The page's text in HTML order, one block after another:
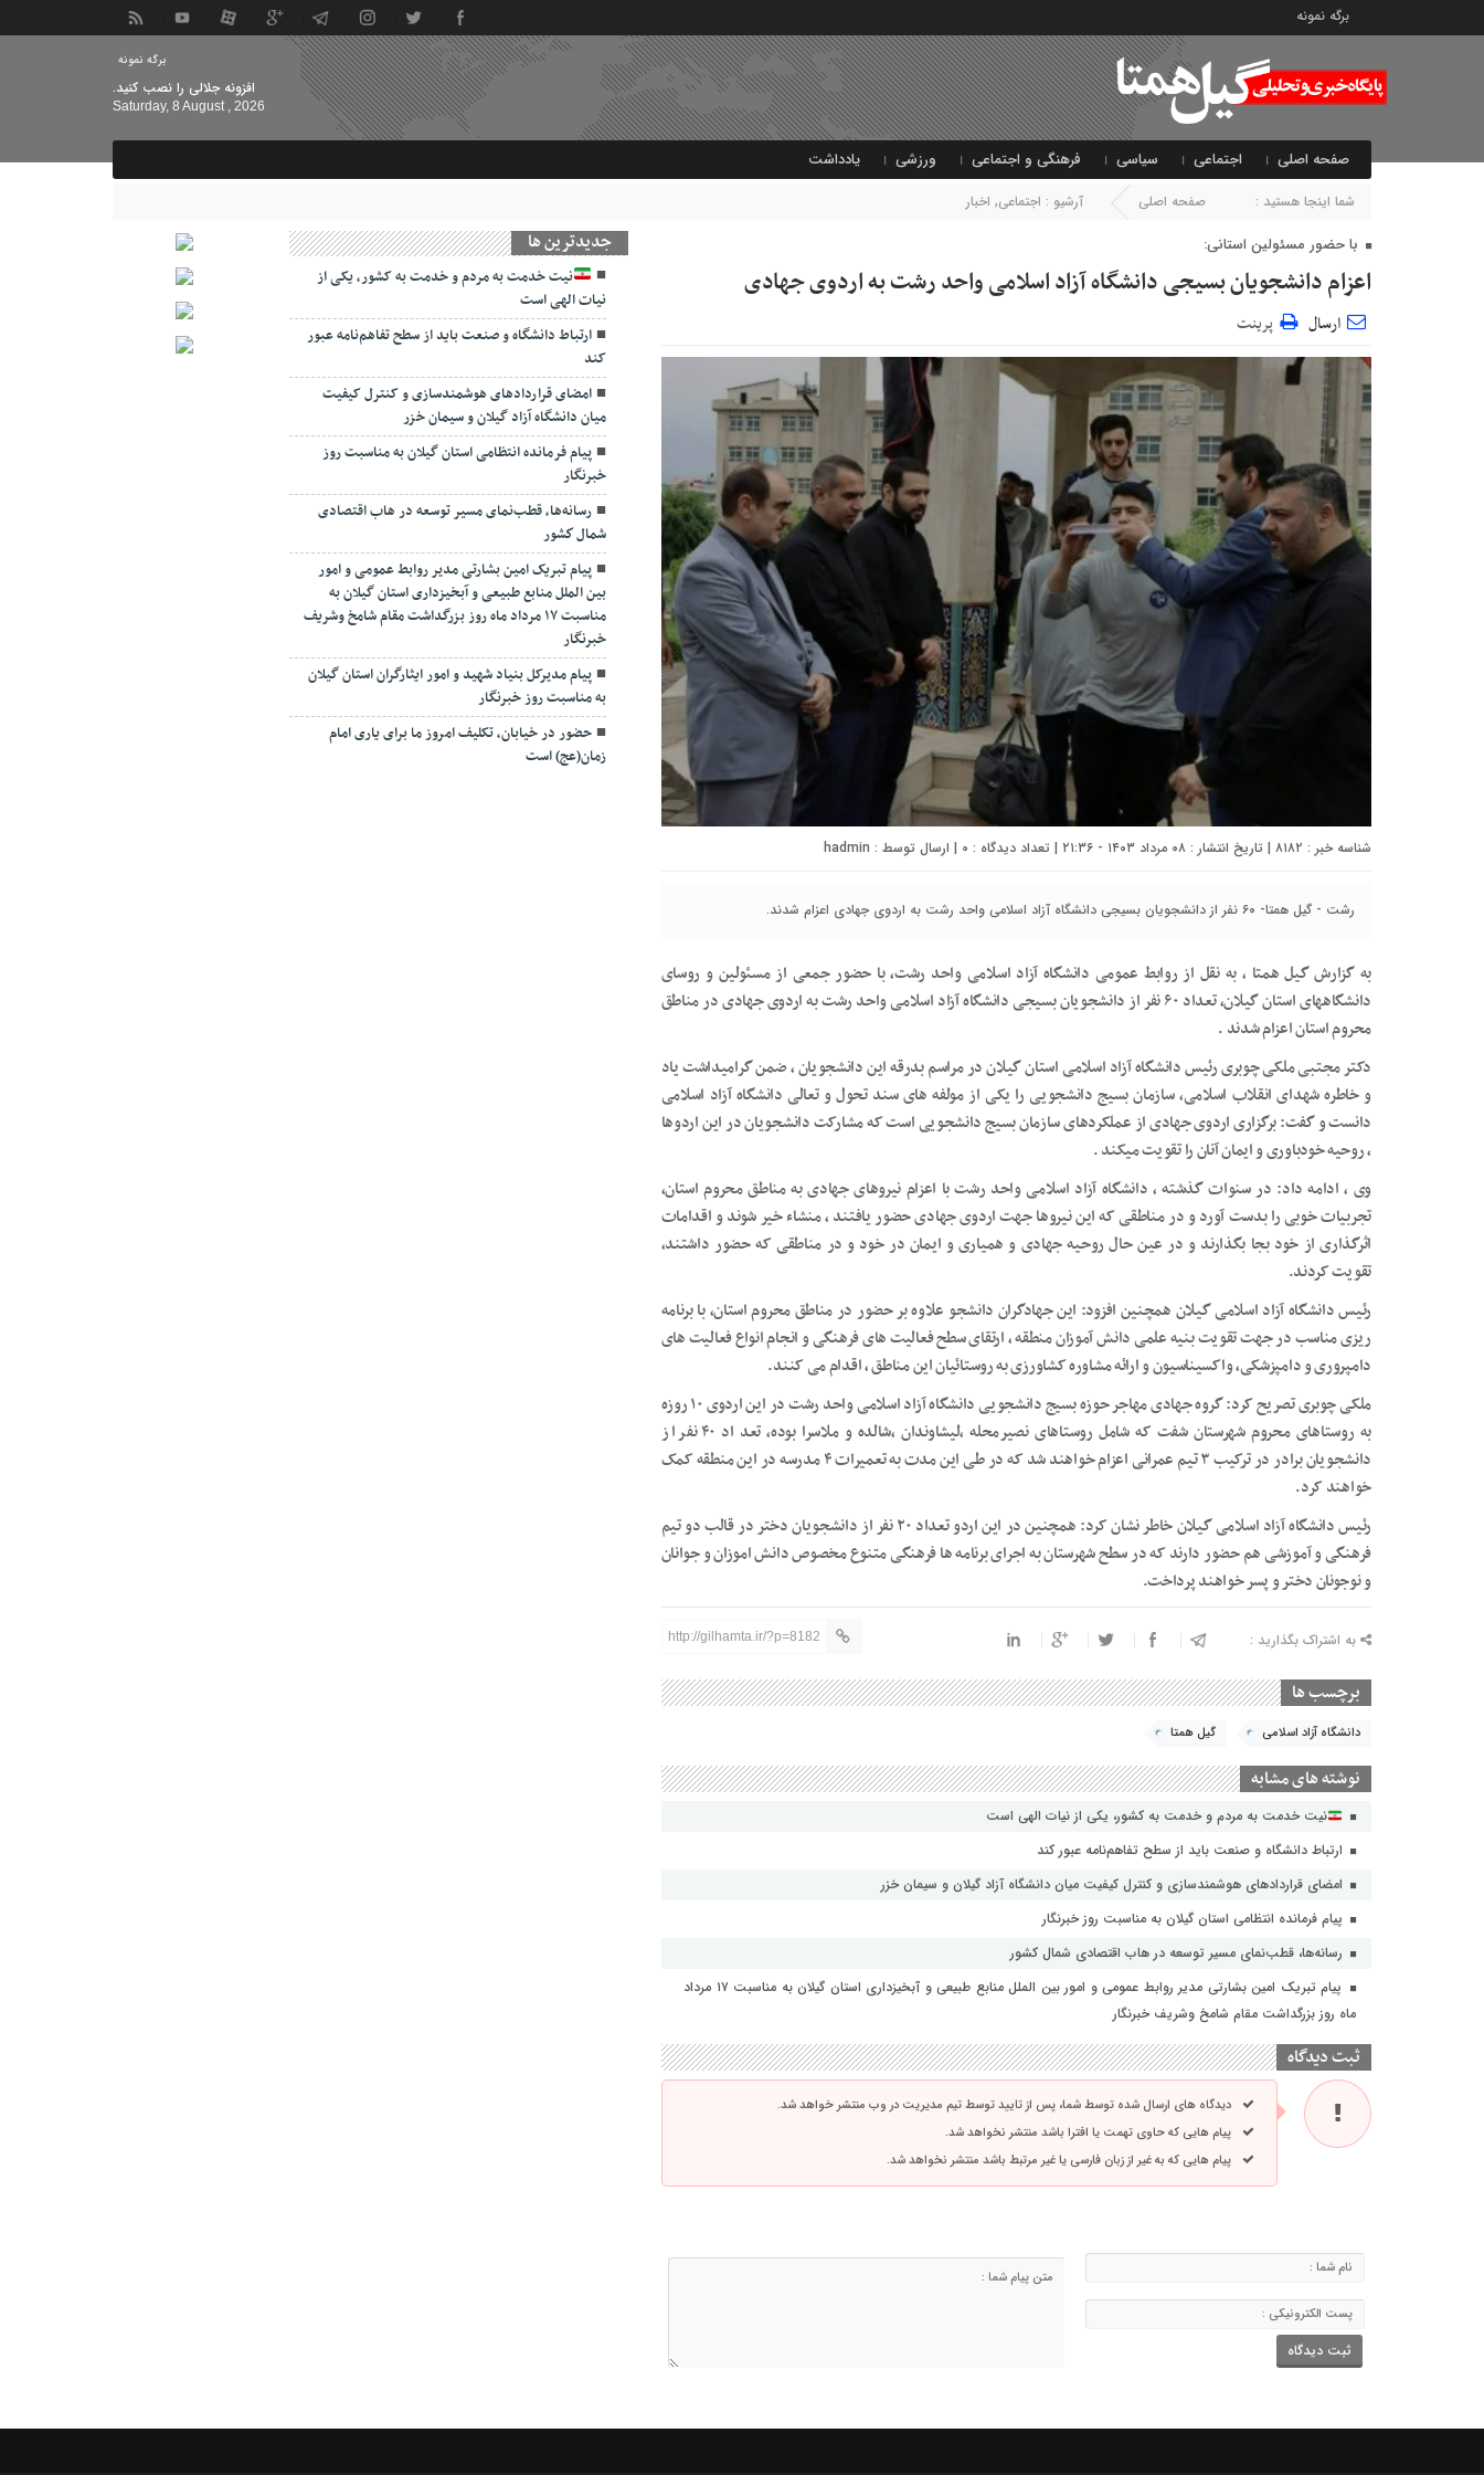
برگه نمونه
برگه نمونه
افزونه جلالی را نصب کنید.
Saturday, 8 August , 2026
صفحه اصلی اجتماعی سیاسی فرهنگی و اجتماعی ورزشی یادداشت
شما اینجا هستید : صفحه اصلی آرشیو : اجتماعی, اخبار
با حضور مسئولین استانی:
اعزام دانشجویان بسیجی دانشگاه آزاد اسلامی واحد رشت به اردوی جهادی
ارسال پرینت
شناسه خبر : ۸۱۸۲ | تاریخ انتشار : ۰۸ مرداد ۱۴۰۳ - ۲۱:۳۶ | تعداد دیدگاه : ۰ | ارسال توسط : hadmin
رشت - گیل همتا- ۶۰ نفر از دانشجویان بسیجی دانشگاه آزاد اسلامی واحد رشت به اردوی جهادی اعزام شدند.
به گزارش گیل همتا ، به نقل از روابط عمومی دانشگاه آزاد اسلامی واحد رشت، با حضور جمعی از مسئولین و روسای
دانشگاههای استان گیلان، تعداد ۶۰ نفر از دانشجویان بسیجی دانشگاه آزاد اسلامی واحد رشت به اردوی جهادی در مناطق
محروم استان اعزام شدند .
دکتر مجتبی ملکی چوبری رئیس دانشگاه آزاد اسلامی استان گیلان در مراسم بدرقه این دانشجویان ، ضمن گرامیداشت یاد
و خاطره شهدای انقلاب اسلامی، سازمان بسیج دانشجویی را یکی از مولفه های سند تحول و تعالی دانشگاه آزاد اسلامی
دانست و گفت: برگزاری اردوی جهادی از عملکردهای سازمان بسیج دانشجویی است که مشارکت دانشجویان در این اردوها
، روحیه خودباوری و ایمان آنان را تقویت میکند .
وی ، ادامه داد: در سنوات گذشته ، دانشگاه آزاد اسلامی واحد رشت با اعزام نیروهای جهادی به مناطق محروم استان،
تجربیات خوبی را بدست آورد و در مناطقی که این نیروها جهت اردوی جهادی حضور یافتند ، منشاء خیر شوند و اقدامات
اثرگذاری از خود بجا بگذارند و در عین حال روحیه جهادی و همیاری و ایمان در خود و در مناطقی که حضور داشتند،
تقویت کردند.
رئیس دانشگاه آزاد اسلامی گیلان همچنین افزود: این جهادگران دانشجو علاوه بر حضور در مناطق محروم استان، با برنامه
ریزی مناسب در جهت تقویت بنیه علمی دانش آموزان منطقه ، ارتقای سطح فعالیت های فرهنگی و انجام انواع فعالیت های
دامپروری و دامپزشکی، واکسیناسیون و ارائه مشاوره کشاورزی به روستائیان این مناطق ، اقدام می کنند.
ملکی چوبری تصریح کرد: گروه جهادی مهاجر حوزه بسیج دانشجویی دانشگاه آزاد اسلامی واحد رشت در این اردوی ۱۰ روزه
به روستاهای محروم شهرستان شفت که شامل روستاهای نصیرمحله ،لیشاوندان ،شالده و ملاسرا بوده، تعد اد ۴۰ نفر از
دانشجویان برادر در ترکیب ۳ تیم عمرانی اعزام خواهند شد که در طی این مدت به تعمیرات ۴ مدرسه در این منطقه کمک
خواهند کرد.
رئیس دانشگاه آزاد اسلامی گیلان خاطر نشان کرد: همچنین در این اردو تعداد ۲۰ نفر از دانشجویان دختر در قالب دو تیم
فرهنگی و آموزشی هم حضور دارند که در سطح شهرستان به اجرای برنامه ها فرهنگی متنوع مخصوص دانش اموزان و جوانان
و نوجونان دختر و پسر خواهند پرداخت.
به اشتراک بگذارید : http://gilhamta.ir/?p=8182
برچسب ها
دانشگاه آزاد اسلامی گیل همتا
نوشته های مشابه
نیت خدمت به مردم و خدمت به کشور، یکی از نیات الهی است
ارتباط دانشگاه و صنعت باید از سطح تفاهم‌نامه عبور کند
امضای قراردادهای هوشمندسازی و کنترل کیفیت میان دانشگاه آزاد گیلان و سیمان خزر
پیام فرمانده انتظامی استان گیلان به مناسبت روز خبرنگار
رسانه‌ها، قطب‌نمای مسیر توسعه در هاب اقتصادی شمال كشور
پیام تبریک امین بشارتی مدیر روابط عمومی و امور بین الملل منابع طبیعی و آبخیزداری استان گیلان به مناسبت ۱۷ مرداد
ماه روز بزرگداشت مقام شامخ وشریف خبرنگار
ثبت دیدگاه
دیدگاه های ارسال شده توسط شما، پس از تایید توسط تیم مدیریت در وب منتشر خواهد شد.
پیام هایی که حاوی تهمت یا افترا باشد منتشر نخواهد شد.
پیام هایی که به غیر از زبان فارسی یا غیر مرتبط باشد منتشر نخواهد شد.
جديدترين ها
نیت خدمت به مردم و خدمت به کشور، یکی از
نیات الهی است
ارتباط دانشگاه و صنعت باید از سطح تفاهم‌نامه عبور
کند
امضای قراردادهای هوشمندسازی و کنترل کیفیت
میان دانشگاه آزاد گیلان و سیمان خزر
پیام فرمانده انتظامی استان گیلان به مناسبت روز
خبرنگار
رسانه‌ها، قطب‌نمای مسیر توسعه در هاب اقتصادی
شمال كشور
پیام تبریک امین بشارتی مدیر روابط عمومی و امور
بین الملل منابع طبیعی و آبخیزداری استان گیلان به
مناسبت ۱۷ مرداد ماه روز بزرگداشت مقام شامخ وشریف
خبرنگار
پیام مدیرکل بنیاد شهید و امور ایثارگران استان گیلان
به مناسبت روز خبرنگار
حضور در خیابان، تکلیف امروز ما برای یاری امام
زمان(عج) است